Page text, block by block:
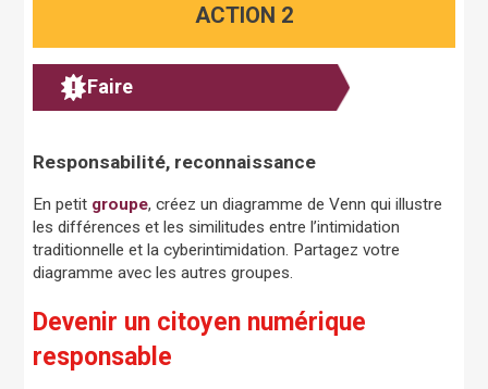
ACTION 2
Faire
Responsabilité, reconnaissance
En petit groupe, créez un diagramme de Venn qui illustre
les différences et les similitudes entre l’intimidation
traditionnelle et la cyberintimidation. Partagez votre
diagramme avec les autres groupes.
Devenir un citoyen numérique
responsable